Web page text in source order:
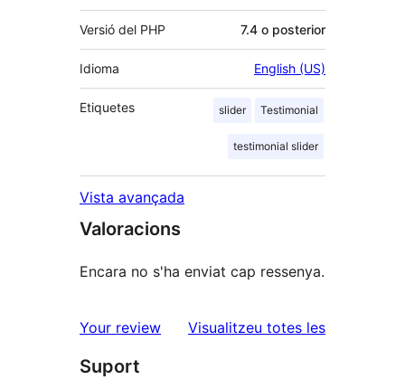
Versió del PHP 7.4 o posterior
Idioma English (US)
Etiquetes slider Testimonial
testimonial slider
Vista avançada
Valoracions
Encara no s'ha enviat cap ressenya.
Your review Visualitzeu totes lesressenyes
Suport